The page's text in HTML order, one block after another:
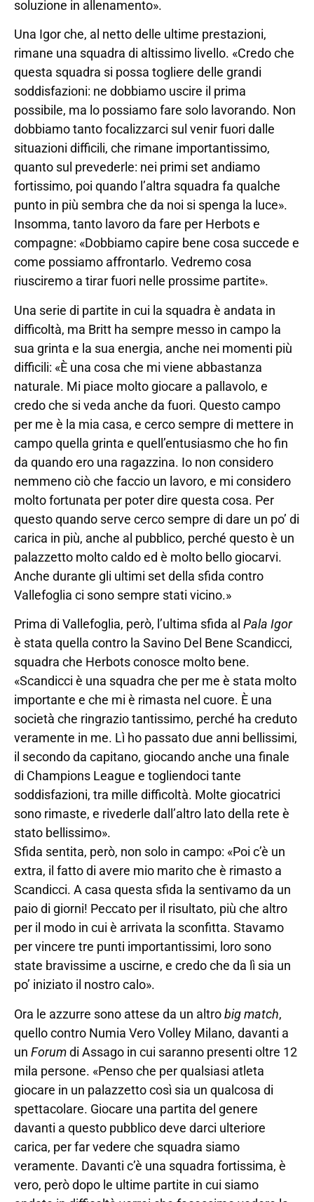
soluzione in allenamento».
Una Igor che, al netto delle ultime prestazioni,
rimane una squadra di altissimo livello. «Credo che
questa squadra si possa togliere delle grandi
soddisfazioni: ne dobbiamo uscire il prima
possibile, ma lo possiamo fare solo lavorando. Non
dobbiamo tanto focalizzarci sul venir fuori dalle
situazioni difficili, che rimane importantissimo,
quanto sul prevederle: nei primi set andiamo
fortissimo, poi quando l’altra squadra fa qualche
punto in più sembra che da noi si spenga la luce».
Insomma, tanto lavoro da fare per Herbots e
compagne: «Dobbiamo capire bene cosa succede e
come possiamo affrontarlo. Vedremo cosa
riusciremo a tirar fuori nelle prossime partite».
Una serie di partite in cui la squadra è andata in
difficoltà, ma Britt ha sempre messo in campo la
sua grinta e la sua energia, anche nei momenti più
difficili: «È una cosa che mi viene abbastanza
naturale. Mi piace molto giocare a pallavolo, e
credo che si veda anche da fuori. Questo campo
per me è la mia casa, e cerco sempre di mettere in
campo quella grinta e quell’entusiasmo che ho fin
da quando ero una ragazzina. Io non considero
nemmeno ciò che faccio un lavoro, e mi considero
molto fortunata per poter dire questa cosa. Per
questo quando serve cerco sempre di dare un po’ di
carica in più, anche al pubblico, perché questo è un
palazzetto molto caldo ed è molto bello giocarvi.
Anche durante gli ultimi set della sfida contro
Vallefoglia ci sono sempre stati vicino.»
Prima di Vallefoglia, però, l’ultima sfida al Pala Igor
è stata quella contro la Savino Del Bene Scandicci,
squadra che Herbots conosce molto bene.
«Scandicci è una squadra che per me è stata molto
importante e che mi è rimasta nel cuore. È una
società che ringrazio tantissimo, perché ha creduto
veramente in me. Lì ho passato due anni bellissimi,
il secondo da capitano, giocando anche una finale
di Champions League e togliendoci tante
soddisfazioni, tra mille difficoltà. Molte giocatrici
sono rimaste, e rivederle dall’altro lato della rete è
stato bellissimo».
Sfida sentita, però, non solo in campo: «Poi c’è un
extra, il fatto di avere mio marito che è rimasto a
Scandicci. A casa questa sfida la sentivamo da un
paio di giorni! Peccato per il risultato, più che altro
per il modo in cui è arrivata la sconfitta. Stavamo
per vincere tre punti importantissimi, loro sono
state bravissime a uscirne, e credo che da lì sia un
po’ iniziato il nostro calo».
Ora le azzurre sono attese da un altrobig match,
quello contro Numia Vero Volley Milano, davanti a
un Forumdi Assago in cui saranno presenti oltre 12
mila persone. «Penso che per qualsiasi atleta
giocare in un palazzetto così sia un qualcosa di
spettacolare. Giocare una partita del genere
davanti a questo pubblico deve darci ulteriore
carica, per far vedere che squadra siamo
veramente. Davanti c’è una squadra fortissima, è
vero, però dopo le ultime partite in cui siamo